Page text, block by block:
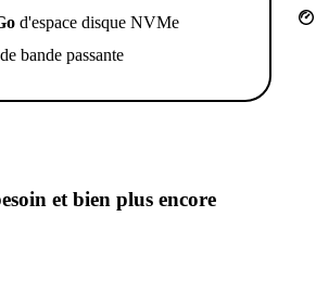
d'espace disque NVMe
de bande passante
et bien plus encore